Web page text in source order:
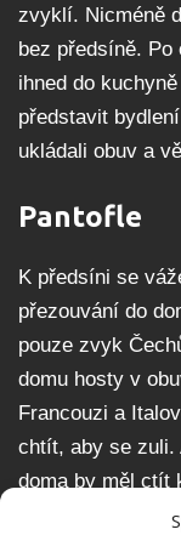
zvyklí. Nicméně
bez předsíně.
ihned do
představit
ukládali obuv a
Pantofle
K předsíni se
přezouvání do
pouze zvyk
domu hosty v
Francouzi a
chtít, aby se zuli.
doma by měl ctít
hygienického